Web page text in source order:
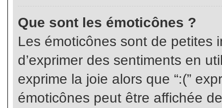
Que sont les émoticônes ?
Les émoticônes sont de petites
d’exprimer des sentiments en
exprime la joie alors que “:(”
émoticônes peut être affichée